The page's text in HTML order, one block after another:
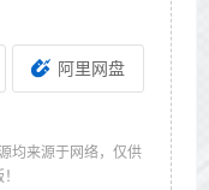
阿里网盘
均来源于网络，仅供